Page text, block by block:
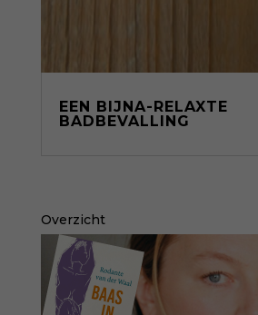
EEN BIJNA-RELAXTE
BADBEVALLING
Overzicht